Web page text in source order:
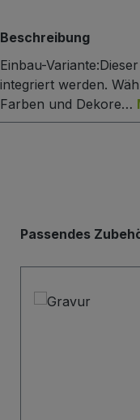
Beschreibung
Einbau-
integriert werden.
Farben und Dekore…
Produktgalerie
Passendes